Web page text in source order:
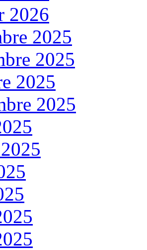
2026
2025
2025
2025
2025